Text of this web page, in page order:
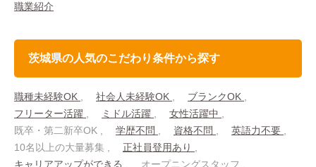
職業紹介
茨城県の人気のこだわり条件から探す
職種未経験OK 社会人未経験OK
ブランクOK
フリーター活躍
ミドル活躍
女性活躍中
既卒・第二新卒OK
学歴不問 資格不問
英語力不要
10名以上の大量募集
正社員登用あり
キャリアアップができる
オープニングスタッフ